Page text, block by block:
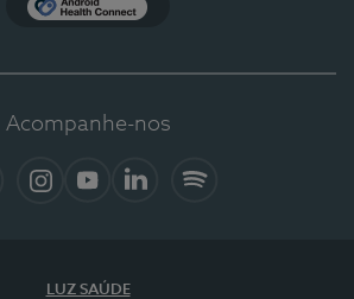
Acompanhe-nos
LUZ SAÚDE